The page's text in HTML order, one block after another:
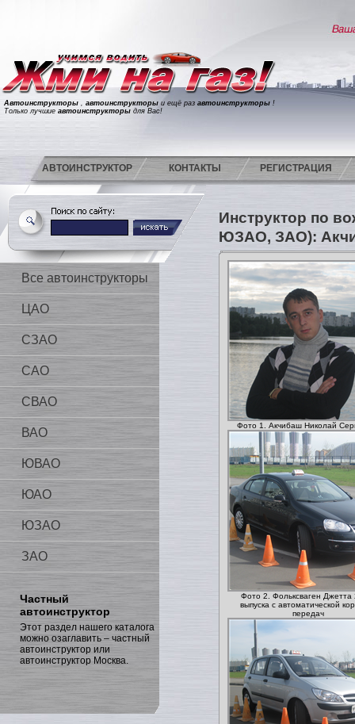
Автоинструкторы , автоинструкторы и ещё раз автоинструкторы !
Только лучшие автоинструкторы для Вас!
АВТОИНСТРУКТОР КОНТАКТЫ РЕГИСТРАЦИЯ
Все автоинструкторы
ЦАО
СЗАО
САО
СВАО
ВАО
ЮВАО
ЮАО
ЮЗАО
ЗАО
Частный
автоинструктор
Этот раздел нашего каталога
можно озаглавить – частный
автоинструктор или
автоинструктор Москва.
Инструктор по
ЮЗАО, ЗАО):
Фото 1. Акчибаш Николай
Фото 2. Фольксваген Джетта
выпуска с автоматической
передач